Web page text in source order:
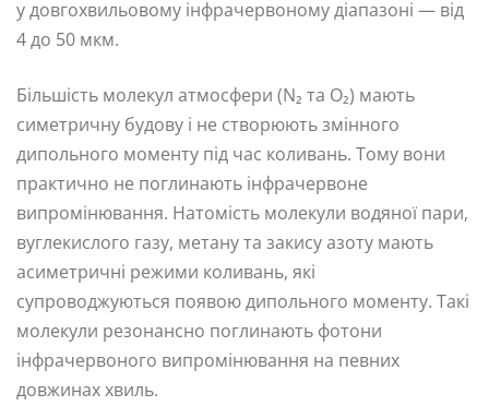
у довгохвильовому інфрачервоному діапазоні — від
4 до 50 мкм.
Більшість молекул атмосфери (N₂ та O₂) мають
симетричну будову і не створюють змінного
дипольного моменту під час коливань. Тому вони
практично не поглинають інфрачервоне
випромінювання. Натомість молекули водяної пари,
вуглекислого газу, метану та закису азоту мають
асиметричні режими коливань, які
супроводжуються появою дипольного моменту. Такі
молекули резонансно поглинають фотони
інфрачервоного випромінювання на певних
довжинах хвиль.